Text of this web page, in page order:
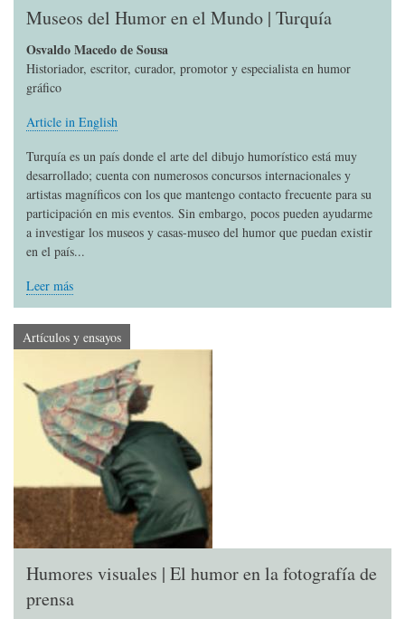
Museos del Humor en el Mundo | Turquía
Osvaldo Macedo de Sousa
Historiador, escritor, curador, promotor y especialista en humor
gráfico
Article in English
Turquía es un país donde el arte del dibujo humorístico está muy
desarrollado; cuenta con numerosos concursos internacionales y
artistas magníficos con los que mantengo contacto frecuente para su
participación en mis eventos. Sin embargo, pocos pueden ayudarme
a investigar los museos y casas-museo del humor que puedan existir
en el país...
Leer más
Artículos y ensayos
Humores visuales | El humor en la fotografía de
prensa